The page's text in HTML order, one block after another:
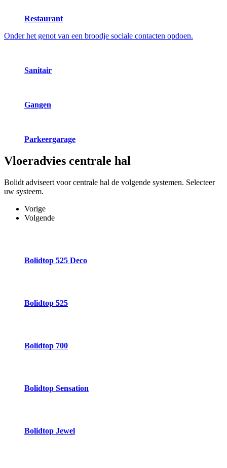
Restaurant
Onder het genot van een broodje sociale contacten opdoen.
Sanitair
Gangen
Parkeergarage
Vloeradvies centrale hal
Bolidt adviseert voor centrale hal de volgende systemen. Selecteer
uw systeem.
Vorige
Volgende
Bolidtop 525 Deco
Bolidtop 525
Bolidtop 700
Bolidtop Sensation
Bolidtop Jewel